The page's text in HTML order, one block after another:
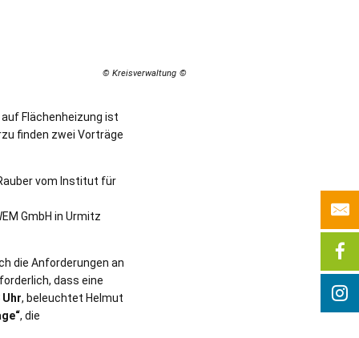
© Kreisverwaltung
Flächenheizung ist
finden zwei Vorträge
vom Institut für
GmbH in Urmitz
die Anforderungen an
dass eine
Uhr, beleuchtet Helmut
, die